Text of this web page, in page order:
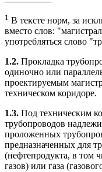
1 В тексте норм, за
вместо слов:
употребляться слово
1.2. Прокладка
одиночно или
проектируемым
техническом коридоре.
1.3. Под техническим
трубопроводов
проложенных
предназначенных для
(нефтепродукта, в том
газов) или газа